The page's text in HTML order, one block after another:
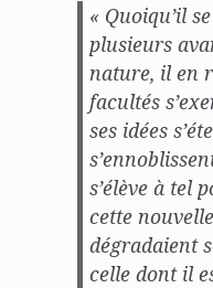
« Quoiqu’il
plusieurs
nature, il en
facultés
ses idées
s’élève à tel
cette
dégradaient
celle dont il